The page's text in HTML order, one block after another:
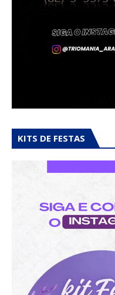
KITS DE FESTAS